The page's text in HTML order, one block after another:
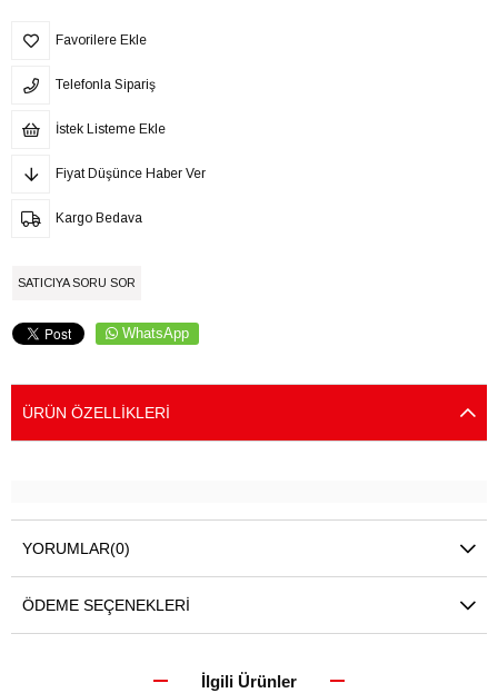
Favorilere Ekle
Telefonla Sipariş
İstek Listeme Ekle
Fiyat Düşünce Haber Ver
Kargo Bedava
SATICIYA SORU SOR
WhatsApp
ÜRÜN ÖZELLIKLERI
YORUMLAR(0)
ÖDEME SEÇENEKLERI
İlgili Ürünler